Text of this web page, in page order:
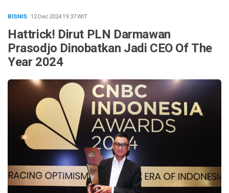
BISNIS· 12 Dec 202419:37WIT
Hattrick! Dirut PLN Darmawan
Prasodjo Dinobatkan Jadi CEO Of The
Year 2024